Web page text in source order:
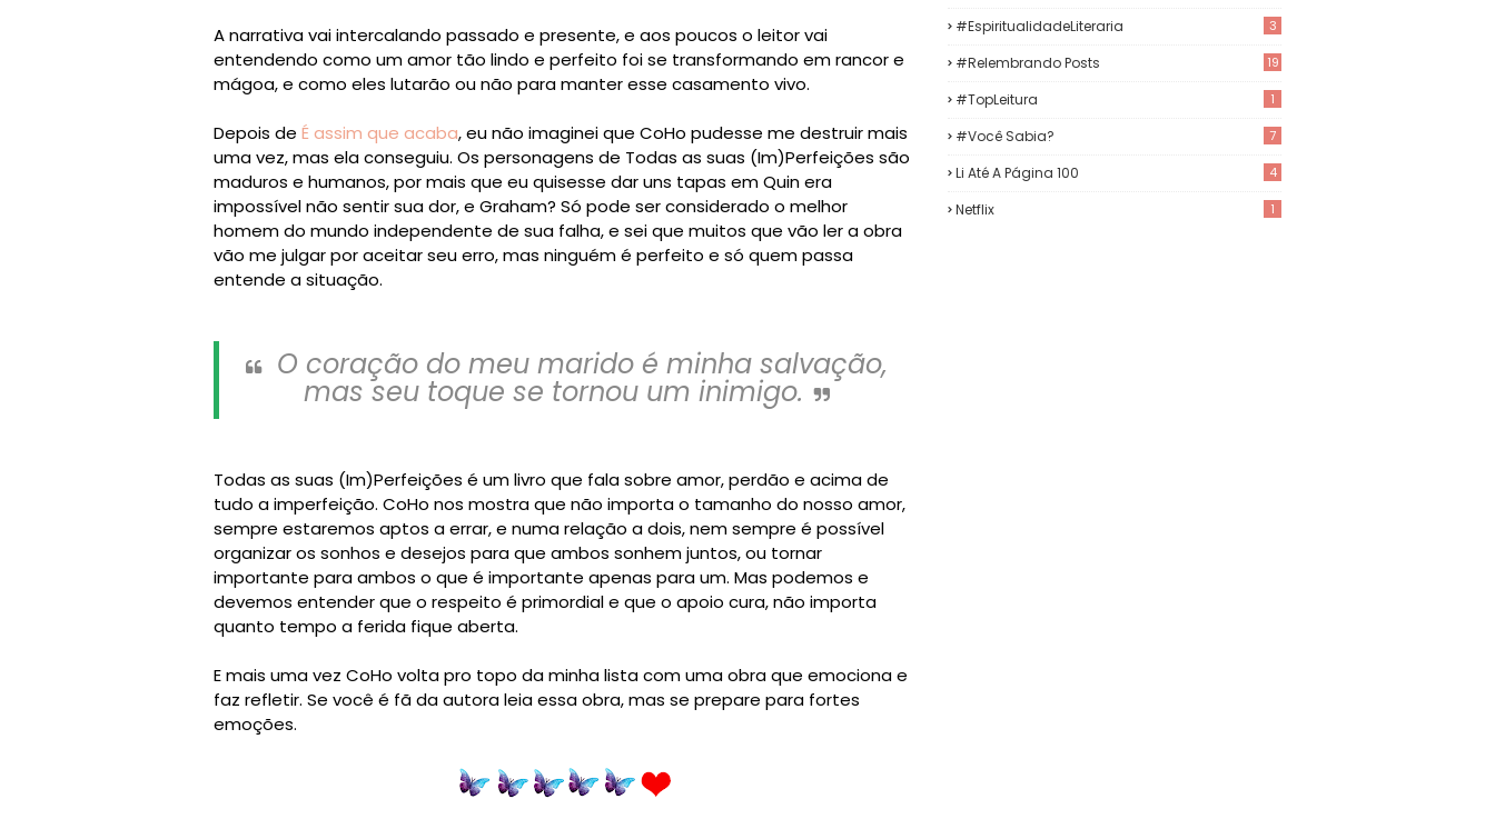
A narrativa vai intercalando passado e presente, e aos poucos o leitor vai
entendendo como um amor tão lindo e perfeito foi se transformando em rancor e
mágoa, e como eles lutarão ou não para manter esse casamento vivo.
Depois de É assim que acaba, eu não imaginei que CoHo pudesse me destruir mais
uma vez, mas ela conseguiu. Os personagens de Todas as suas (Im)Perfeições são
maduros e humanos, por mais que eu quisesse dar uns tapas em Quin era
impossível não sentir sua dor, e Graham? Só pode ser considerado o melhor
homem do mundo independente de sua falha, e sei que muitos que vão ler a obra
vão me julgar por aceitar seu erro, mas ninguém é perfeito e só quem passa
entende a situação.
O coração do meu marido é minha salvação,
mas seu toque se tornou um inimigo.
Todas as suas (Im)Perfeições é um livro que fala sobre amor, perdão e acima de
tudo a imperfeição. CoHo nos mostra que não importa o tamanho do nosso amor,
sempre estaremos aptos a errar, e numa relação a dois, nem sempre é possível
organizar os sonhos e desejos para que ambos sonhem juntos, ou tornar
importante para ambos o que é importante apenas para um. Mas podemos e
devemos entender que o respeito é primordial e que o apoio cura, não importa
quanto tempo a ferida fique aberta.
E mais uma vez CoHo volta pro topo da minha lista com uma obra que emociona e
faz refletir. Se você é fã da autora leia essa obra, mas se prepare para fortes
emoções.
#EspiritualidadeLiteraria 3
#Relembrando Posts 19
#TopLeitura 1
#Você Sabia? 7
Li Até A Página 100 4
Netflix 1